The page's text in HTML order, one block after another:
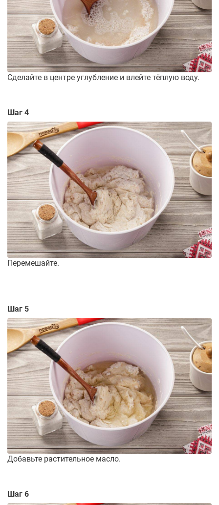
Сделайте в центре углубление и влейте тёплую воду.
Шаг 4
Перемешайте.
Шаг 5
Добавьте растительное масло.
Шаг 6